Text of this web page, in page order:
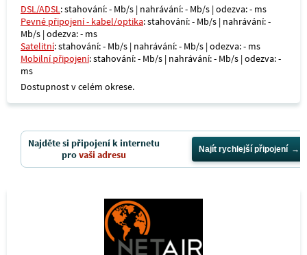
DSL/ADSL: stahování: - Mb/s | nahrávání: - Mb/s | odezva: - ms
Pevné připojení - kabel/optika: stahování: - Mb/s | nahrávání: -
Mb/s | odezva: - ms
Satelitní: stahování: - Mb/s | nahrávání: - Mb/s | odezva: - ms
Mobilní připojení: stahování: - Mb/s | nahrávání: - Mb/s | odezva: -
ms
Dostupnost v celém okrese.
Najděte si připojení k internetu
provaši adresu Najít rychlejší připojení